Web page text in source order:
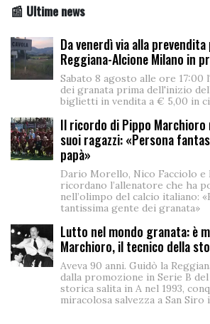
📰 Ultime news
Da venerdì via alla
Reggiana-Alcione Milano in
Sabato 8 agosto alle ore
dei granata prima dell'inizio
biglietti in vendita a € 5,00 in
Il ricordo di Pippo Marchioro
suoi ragazzi: «Persona
papà»
Dario Morello, Nico Facciolo e
ricordano l’allenatore che ha
nell’olimpo del calcio italiano:
tantissima gente dei granata»
Lutto nel mondo granata: è
Marchioro, il tecnico della
Aveva 90 anni. Guidò la
dalla promozione in Serie B del
storica salita in A nel 1993,
miracolosa salvezza a San Siro